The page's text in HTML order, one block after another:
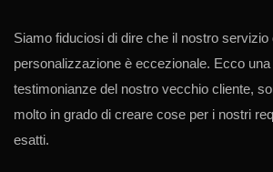
Siamo fiduciosi di dire che il nostro servizio
personalizzazione è eccezionale. Ecco una
testimonianze del nostro vecchio cliente,
molto in grado di creare cose per i nostri
esatti.